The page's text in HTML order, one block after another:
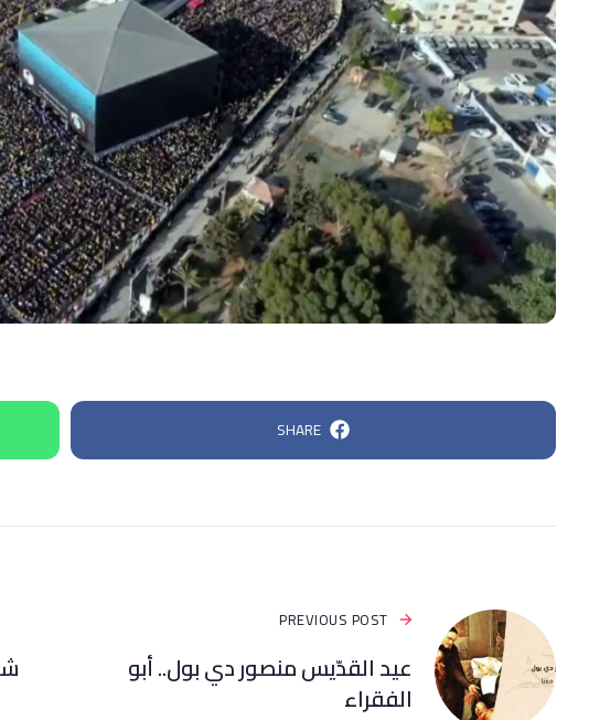
SHARE
PREVIOUS POST
عيد القدّيس منصور دي بول.. أبو
الفقراء